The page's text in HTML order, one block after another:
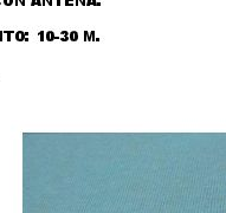
957156032